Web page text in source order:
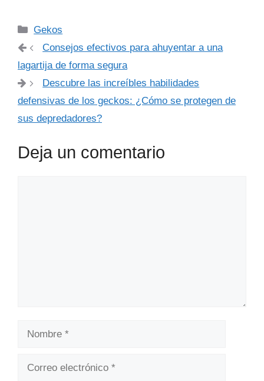
Categorías
Gekos
Consejos efectivos para ahuyentar a una
lagartija de forma segura
Descubre las increíbles habilidades
defensivas de los geckos: ¿Cómo se protegen de
sus depredadores?
Deja un comentario
Nombre
Correo